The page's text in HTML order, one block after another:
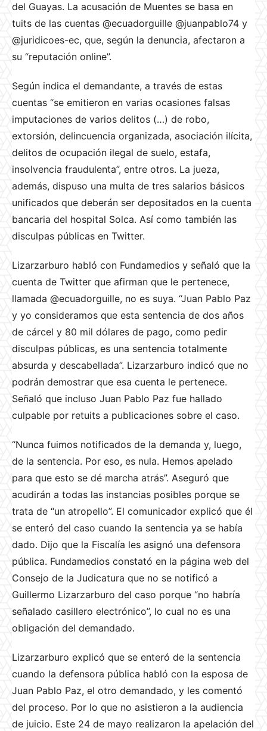
del Guayas. La acusación de Muentes se basa en
tuits de las cuentas @ecuadorguille @juanpablo74 y
@juridicoes-ec, que, según la denuncia, afectaron a
su “reputación online”.
Según indica el demandante, a través de estas
cuentas “se emitieron en varias ocasiones falsas
imputaciones de varios delitos (…) de robo,
extorsión, delincuencia organizada, asociación ilícita,
delitos de ocupación ilegal de suelo, estafa,
insolvencia fraudulenta”, entre otros. La jueza,
además, dispuso una multa de tres salarios básicos
unificados que deberán ser depositados en la cuenta
bancaria del hospital Solca. Así como también las
disculpas públicas en Twitter.
Lizarzarburo habló con Fundamedios y señaló que la
cuenta de Twitter que afirman que le pertenece,
llamada @ecuadorguille, no es suya. “Juan Pablo Paz
y yo consideramos que esta sentencia de dos años
de cárcel y 80 mil dólares de pago, como pedir
disculpas públicas, es una sentencia totalmente
absurda y descabellada”. Lizarzarburo indicó que no
podrán demostrar que esa cuenta le pertenece.
Señaló que incluso Juan Pablo Paz fue hallado
culpable por retuits a publicaciones sobre el caso.
“Nunca fuimos notificados de la demanda y, luego,
de la sentencia. Por eso, es nula. Hemos apelado
para que esto se dé marcha atrás”. Aseguró que
acudirán a todas las instancias posibles porque se
trata de “un atropello”. El comunicador explicó que él
se enteró del caso cuando la sentencia ya se había
dado. Dijo que la Fiscalía les asignó una defensora
pública. Fundamedios constató en la página web del
Consejo de la Judicatura que no se notificó a
Guillermo Lizarzarburo del caso porque “no habría
señalado casillero electrónico”, lo cual no es una
obligación del demandado.
Lizarzarburo explicó que se enteró de la sentencia
cuando la defensora pública habló con la esposa de
Juan Pablo Paz, el otro demandado, y les comentó
del proceso. Por lo que no asistieron a la audiencia
de juicio. Este 24 de mayo realizaron la apelación del